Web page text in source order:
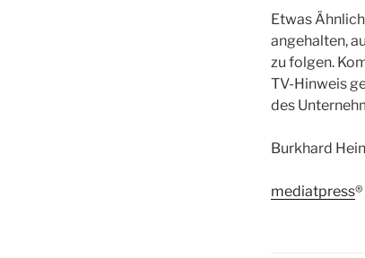
Etwas
angehalten,
zu folgen.
TV-Hinweis
des
Burkhard
mediatpress®